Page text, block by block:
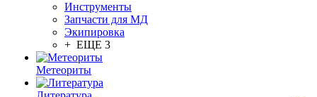
Инструменты
Запчасти для МД
Экипировка
+ ЕЩЕ 3
Метеориты